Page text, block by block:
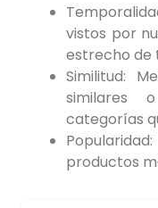
vistos por
estrecho de
Similitud:
similares
categorías
productos